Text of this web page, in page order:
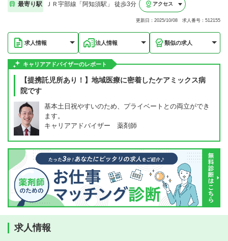
最寄り駅 ＪＲ宇部線「阿知須駅」 徒歩3分 アクセス
更新日：2025/10/08 求人番号：512155
求人情報 法人情報 類似の求人
キャリアアドバイザーのレポート
【提携託児所あり！】地域医療に密着したケアミックス病
院です
基本土日祝やすいのため、プライベートとの両立ができ
ます。
キャリアアドバイザー 薬剤師
求人情報